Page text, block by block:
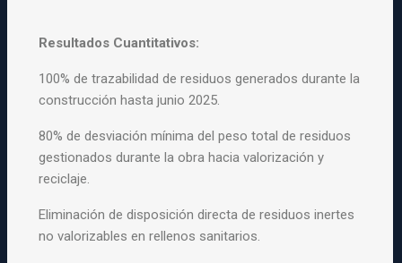
Resultados Cuantitativos:
100% de trazabilidad de residuos generados durante la
construcción hasta junio 2025.
80% de desviación mínima del peso total de residuos
gestionados durante la obra hacia valorización y
reciclaje.
Eliminación de disposición directa de residuos inertes
no valorizables en rellenos sanitarios.